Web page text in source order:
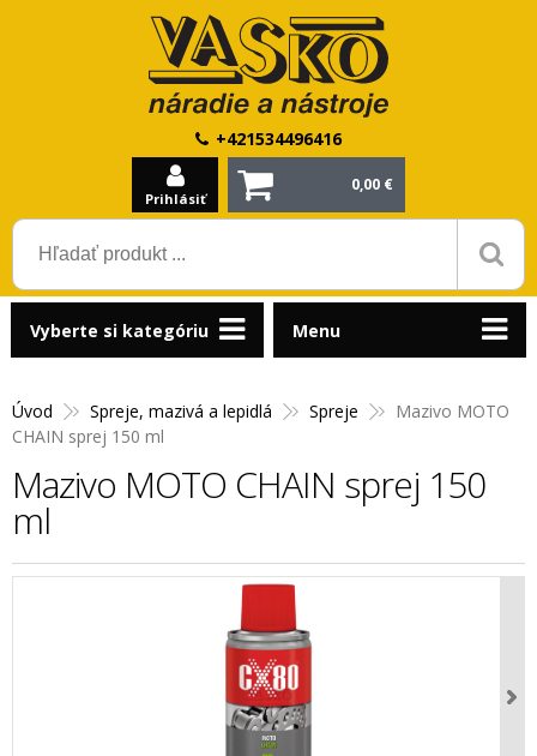
+421534496416
Prihlásiť
0,00 €
Úvod Spreje, mazivá a lepidlá Spreje
Mazivo MOTO
CHAIN sprej 150 ml
Mazivo MOTO CHAIN sprej 150
ml
Vyberte si kategóriu Menu